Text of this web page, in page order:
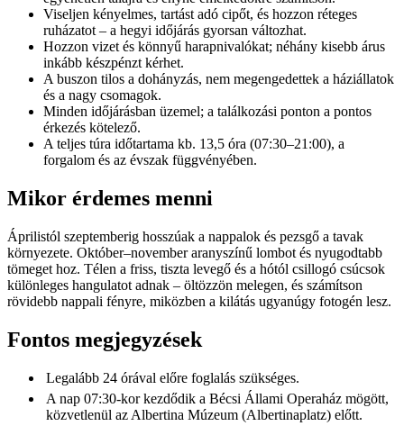
Viseljen kényelmes, tartást adó cipőt, és hozzon réteges
ruházatot – a hegyi időjárás gyorsan változhat.
Hozzon vizet és könnyű harapnivalókat; néhány kisebb árus
inkább készpénzt kérhet.
A buszon tilos a dohányzás, nem megengedettek a háziállatok
és a nagy csomagok.
Minden időjárásban üzemel; a találkozási ponton a pontos
érkezés kötelező.
A teljes túra időtartama kb. 13,5 óra (07:30–21:00), a
forgalom és az évszak függvényében.
Mikor érdemes menni
Áprilistól szeptemberig hosszúak a nappalok és pezsgő a tavak
környezete. Október–november aranyszínű lombot és nyugodtabb
tömeget hoz. Télen a friss, tiszta levegő és a hótól csillogó csúcsok
különleges hangulatot adnak – öltözzön melegen, és számítson
rövidebb nappali fényre, miközben a kilátás ugyanúgy fotogén lesz.
Fontos megjegyzések
Legalább 24 órával előre foglalás szükséges.
A nap 07:30-kor kezdődik a Bécsi Állami Operaház mögött,
közvetlenül az Albertina Múzeum (Albertinaplatz) előtt.